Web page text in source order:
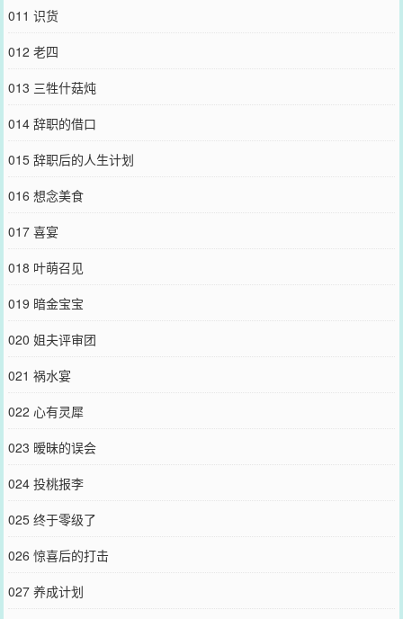
011 识货
012 老四
013 三牲什菇炖
014 辞职的借口
015 辞职后的人生计划
016 想念美食
017 喜宴
018 叶萌召见
019 暗金宝宝
020 姐夫评审团
021 祸水宴
022 心有灵犀
023 暧昧的误会
024 投桃报李
025 终于零级了
026 惊喜后的打击
027 养成计划